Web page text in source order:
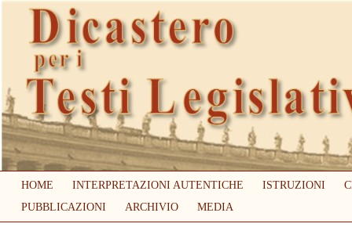
HOME INTERPRETAZIONI AUTENTICHE ISTRUZIONI
PUBBLICAZIONI
ARCHIVIO MEDIA